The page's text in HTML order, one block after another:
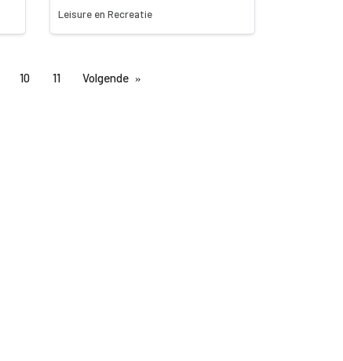
Leisure en Recreatie
10 11 Volgende